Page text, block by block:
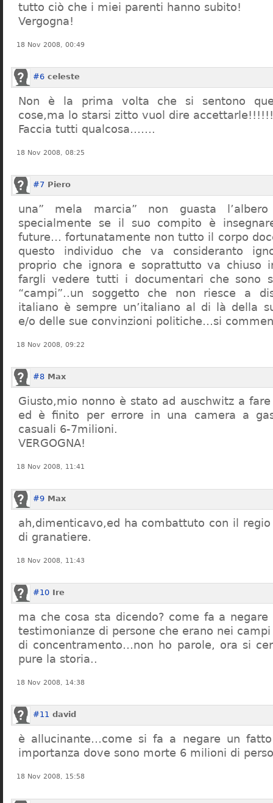
tutto ciò che i miei parenti hanno subito!
Vergogna!
18 Nov 2008, 00:49
#6 celeste
Non è la prima volta che si sentono
cose,ma lo starsi zitto vuol dire accettarle!!!!!!
Faccia tutti qualcosa…….
18 Nov 2008, 08:25
#7 Piero
una” mela marcia” non guasta
specialmente se il suo compito è
future… fortunatamente non tutto il corpo
questo individuo che va consideranto
proprio che ignora e soprattutto va chiuso
fargli vedere tutti i documentari che sono
“campi”..un soggetto che non riesce a
italiano è sempre un’italiano al di là della
e/o delle sue convinzioni politiche…si
18 Nov 2008, 09:22
#8 Max
Giusto,mio nonno è stato ad auschwitz a
ed è finito per errore in una camera a
casuali 6-7milioni.
VERGOGNA!
18 Nov 2008, 11:41
#9 Max
ah,dimenticavo,ed ha combattuto con il
di granatiere.
18 Nov 2008, 11:43
#10 Ire
ma che cosa sta dicendo? come fa a
testimonianze di persone che erano nei campi
di concentramento…non ho parole, ora si
pure la storia..
18 Nov 2008, 14:38
#11 david
è allucinante…come si fa a negare un
importanza dove sono morte 6 milioni di
18 Nov 2008, 15:58